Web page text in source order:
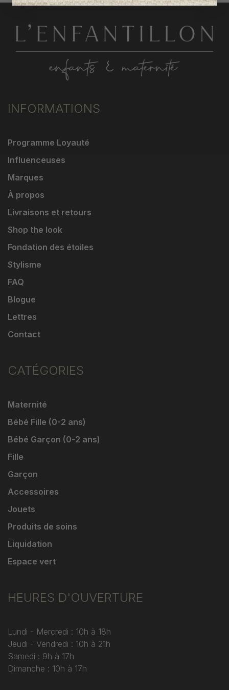
INFORMATIONS
Programme Loyauté
Influenceuses
Marques
À propos
Livraisons et retours
Shop the look
Fondation des étoiles
Stylisme
FAQ
Blogue
Lettres
Contact
CATÉGORIES
Maternité
Bébé Fille (0-2 ans)
Bébé Garçon (0-2 ans)
Fille
Garçon
Accessoires
Jouets
Produits de soins
Liquidation
Espace vert
HEURES D'OUVERTURE
Lundi - Mercredi : 10h à 18h
Jeudi - Vendredi : 10h à 21h
Samedi : 9h à 17h
Dimanche : 10h à 17h